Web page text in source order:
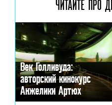
ЧИТАЙТЕ ПРО
Век Голливуда:
авторский кинокурс
Анжелики Артюх